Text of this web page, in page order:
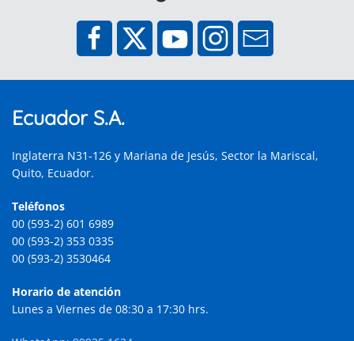
Ecuador S.A.
Inglaterra N31-126 y Mariana de Jesús, Sector la Mariscal,
Quito, Ecuador.
Teléfonos
00 (593-2) 601 6989
00 (593-2) 353 0335
00 (593-2) 3530464
Horario de atención
Lunes a Viernes de 08:30 a 17:30 hrs.